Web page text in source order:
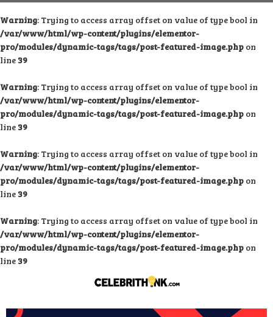
Warning: Trying to access array offset on value of type bool in
/var/www/html/wp-content/plugins/elementor-
pro/modules/dynamic-tags/tags/post-featured-image.php on
line 39
Warning: Trying to access array offset on value of type bool in
/var/www/html/wp-content/plugins/elementor-
pro/modules/dynamic-tags/tags/post-featured-image.php on
line 39
Warning: Trying to access array offset on value of type bool in
/var/www/html/wp-content/plugins/elementor-
pro/modules/dynamic-tags/tags/post-featured-image.php on
line 39
Warning: Trying to access array offset on value of type bool in
/var/www/html/wp-content/plugins/elementor-
pro/modules/dynamic-tags/tags/post-featured-image.php on
line 39